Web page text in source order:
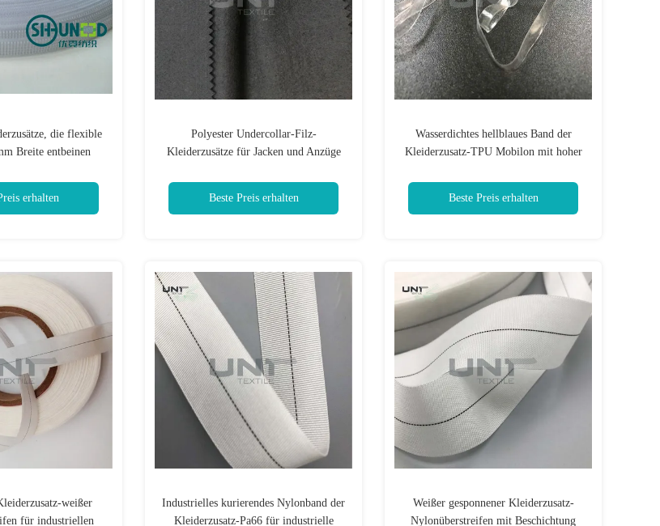
die flexible
Breite entbeinen
erhalten
Polyester Undercollar-Filz-
Kleiderzusätze für Jacken und Anzüge
Beste Preis erhalten
Wasserdichtes hellblaues Band der
Kleiderzusatz-TPU Mobilon mit hoher
Beste Preis erhalten
weißer
für industriellen
Industrielles kurierendes Nylonband der
Kleiderzusatz-Pa66 für industrielle
Weißer gesponnener Kleiderzusatz-
Nylonüberstreifen mit Beschichtung